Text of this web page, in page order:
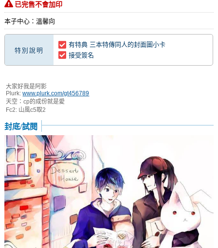
已完售不會加印
本子中心：溫馨向
特別說明
有特典 三本特傳同人的封面圖小卡
接受簽名
大家好我是阿影
Plurk:www.plurk.com/gt456789
天空：cp的成份就是愛
Fc2: 山風c5取2
封底/試閱